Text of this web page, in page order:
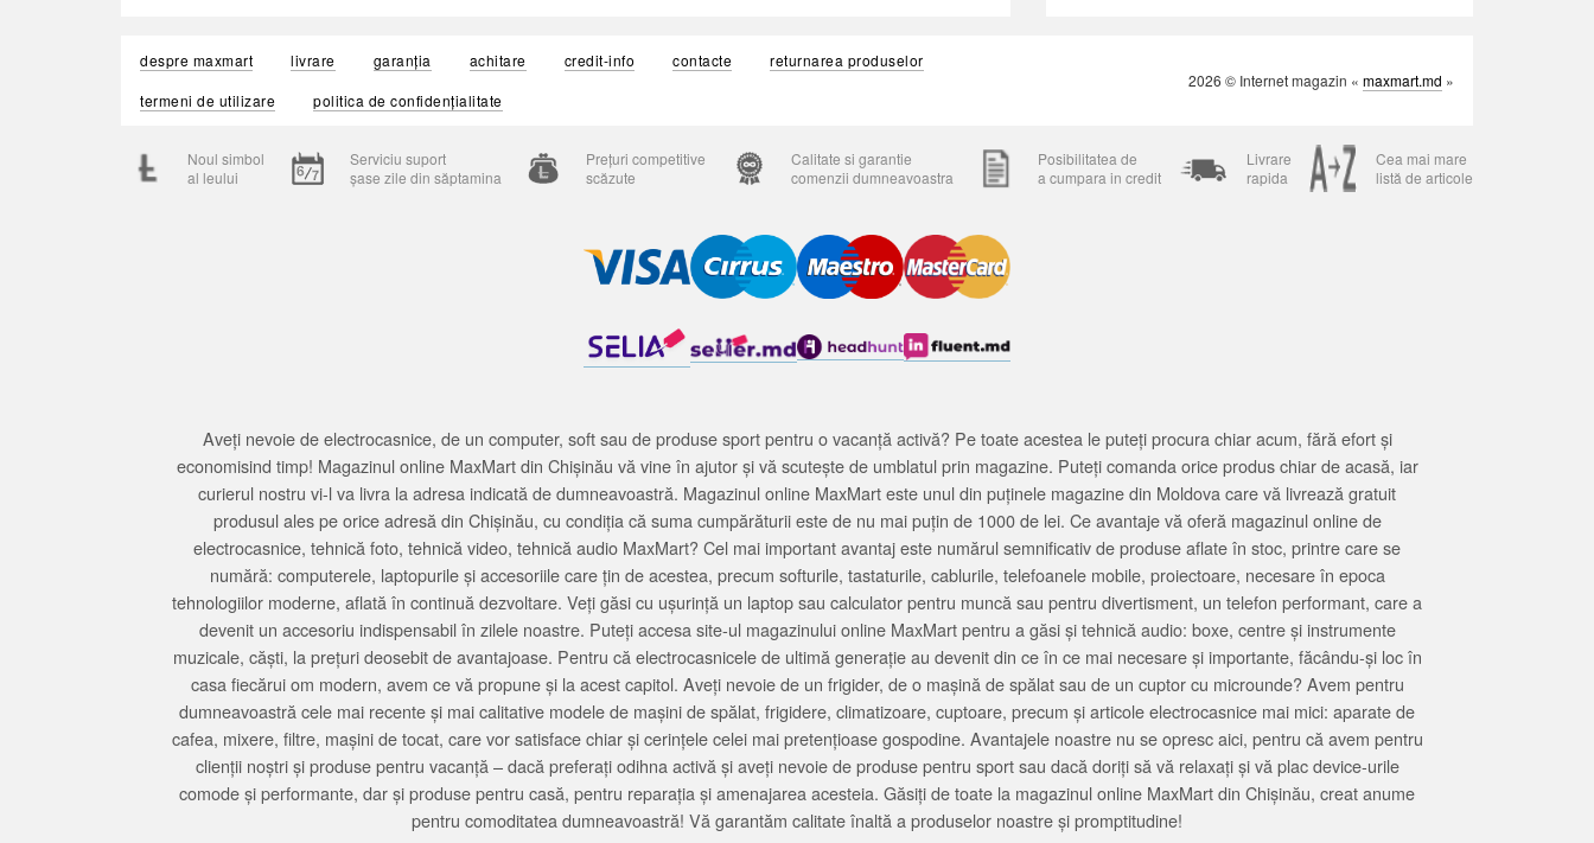
despre maxmart livrare garanția achitare credit-info contacte
returnarea produselor
termeni de utilizare
politica de confidențialitate
2026 © Internet magazin « maxmart.md »
Noul simbol
al leului
Serviciu suport
șase zile din săptamina
Prețuri competitive
scăzute
Calitate si garantie
comenzii dumneavoastra
Posibilitatea de
a cumpara in credit
Livrare
rapida
Cea mai mare
listă de articole
Aveți nevoie de electrocasnice, de un computer, soft sau de produse sport pentru o vacanță activă? Pe toate acestea le puteți procura chiar acum, fără efort și
economisind timp! Magazinul online MaxMart din Chișinău vă vine în ajutor și vă scutește de umblatul prin magazine. Puteți comanda orice produs chiar de acasă, iar
curierul nostru vi-l va livra la adresa indicată de dumneavoastră. Magazinul online MaxMart este unul din puținele magazine din Moldova care vă livrează gratuit
produsul ales pe orice adresă din Chișinău, cu condiția că suma cumpărăturii este de nu mai puțin de 1000 de lei. Ce avantaje vă oferă magazinul online de
electrocasnice, tehnică foto, tehnică video, tehnică audio MaxMart? Cel mai important avantaj este numărul semnificativ de produse aflate în stoc, printre care se
numără: computerele, laptopurile și accesoriile care țin de acestea, precum softurile, tastaturile, cablurile, telefoanele mobile, proiectoare, necesare în epoca
tehnologiilor moderne, aflată în continuă dezvoltare. Veți găsi cu ușurință un laptop sau calculator pentru muncă sau pentru divertisment, un telefon performant, care a
devenit un accesoriu indispensabil în zilele noastre. Puteți accesa site-ul magazinului online MaxMart pentru a găsi și tehnică audio: boxe, centre și instrumente
muzicale, căști, la prețuri deosebit de avantajoase. Pentru că electrocasnicele de ultimă generație au devenit din ce în ce mai necesare și importante, făcându-și loc în
casa fiecărui om modern, avem ce vă propune și la acest capitol. Aveți nevoie de un frigider, de o mașină de spălat sau de un cuptor cu microunde? Avem pentru
dumneavoastră cele mai recente și mai calitative modele de mașini de spălat, frigidere, climatizoare, cuptoare, precum și articole electrocasnice mai mici: aparate de
cafea, mixere, filtre, mașini de tocat, care vor satisface chiar și cerințele celei mai pretențioase gospodine. Avantajele noastre nu se opresc aici, pentru că avem pentru
clienții noștri și produse pentru vacanță – dacă preferați odihna activă și aveți nevoie de produse pentru sport sau dacă doriți să vă relaxați și vă plac device-urile
comode și performante, dar și produse pentru casă, pentru reparația și amenajarea acesteia. Găsiți de toate la magazinul online MaxMart din Chișinău, creat anume
pentru comoditatea dumneavoastră! Vă garantăm calitate înaltă a produselor noastre și promptitudine!